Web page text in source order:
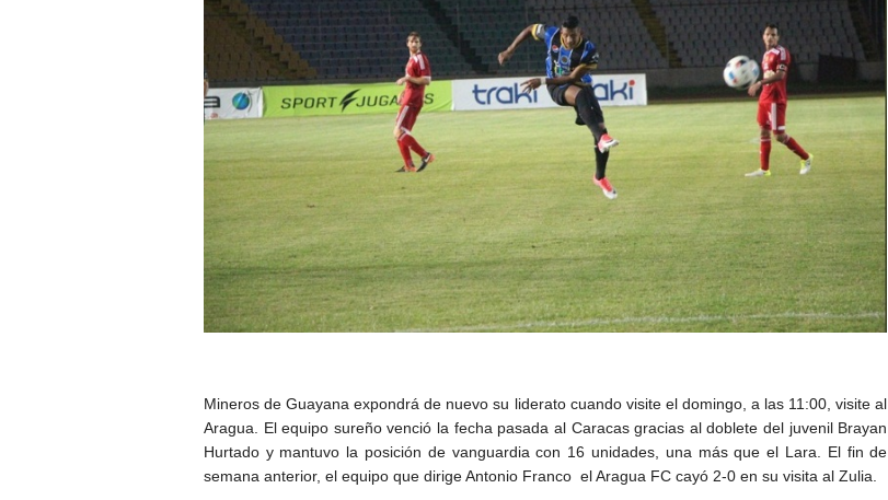
Mineros de Guayana expondrá de nuevo su liderato cuando visite el domingo, a las 11:00, visite al
Aragua. El equipo sureño venció la fecha pasada al Caracas gracias al doblete del juvenil Brayan
Hurtado y mantuvo la posición de vanguardia con 16 unidades, una más que el Lara. El fin de
semana anterior, el equipo que dirige Antonio Franco el Aragua FC cayó 2-0 en su visita al Zulia.